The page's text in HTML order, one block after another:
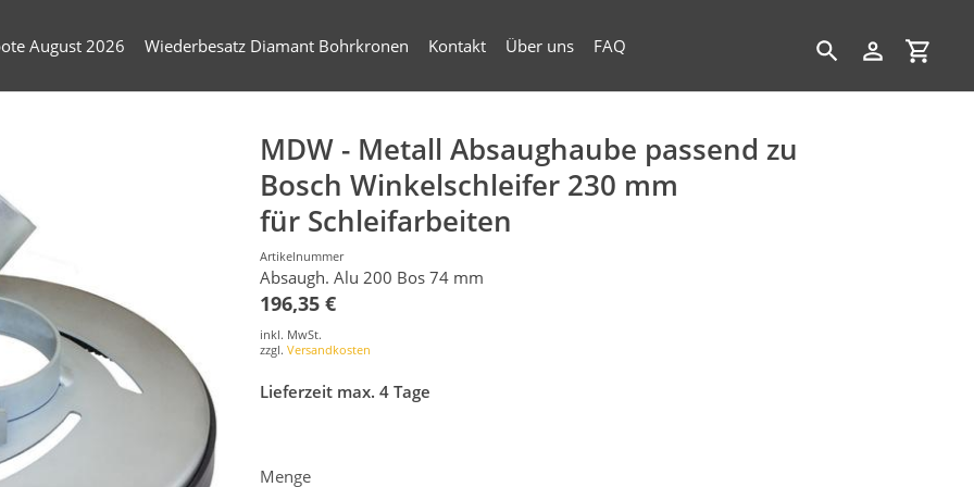
August 2026 Wiederbesatz Diamant Bohrkronen Kontakt Über uns FAQ
SuchenEinloggen
MDW - Metall Absaughaube passend zu
Bosch Winkelschleifer 230 mm
für Schleifarbeiten
Artikelnummer
Absaugh. Alu 200 Bos 74 mm
196,35 €
inkl. MwSt.
zzgl. Versandkosten
Lieferzeit max. 4 Tage
Menge